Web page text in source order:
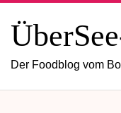
Der Foodblog vom